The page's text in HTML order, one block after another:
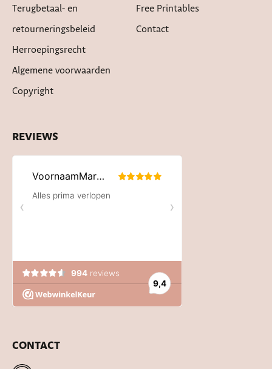
Terugbetaal- en
retourneringsbeleid
Herroepingsrecht
Algemene voorwaarden
Copyright
Free Printables
Contact
REVIEWS
CONTACT